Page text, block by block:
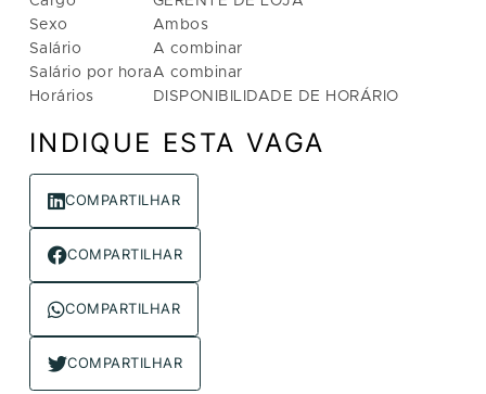
Sexo
Salário
Salário por hora
Horários
Ambos
A combinar
A combinar
DISPONIBILIDADE DE HORÁRIO
INDIQUE ESTA VAGA
COMPARTILHAR
COMPARTILHAR
COMPARTILHAR
COMPARTILHAR